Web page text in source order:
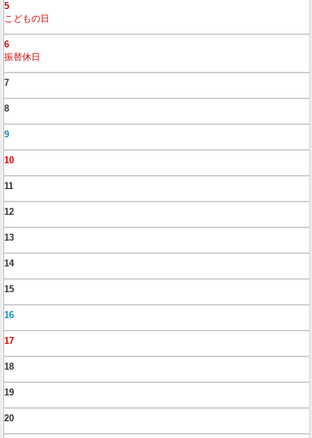
5
こどもの日
6
振替休日
7
8
9
10
11
12
13
14
15
16
17
18
19
20